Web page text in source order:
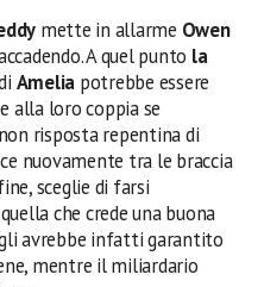
mette in allarme Owen
A quel punto la
Amelia potrebbe essere
alla loro coppia se
risposta repentina di
nuovamente tra le braccia
sceglie di farsi
che crede una buona
avrebbe infatti garantito
mentre il miliardario